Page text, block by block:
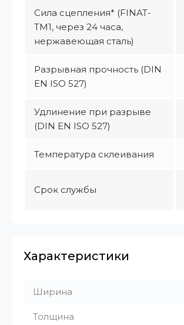
Сила сцепления* (FINAT-
TM1, через 24 часа,
нержавеющая сталь)
Разрывная прочность (DIN
EN ISO 527)
Удлинение при разрыве
(DIN EN ISO 527)
Температура склеивания
Срок службы
Характеристики
Ширина
Толщина